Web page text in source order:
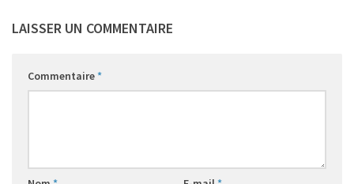
LAISSER UN COMMENTAIRE
Commentaire*